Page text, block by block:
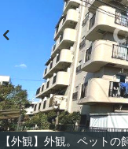
【外観】外観。ペット